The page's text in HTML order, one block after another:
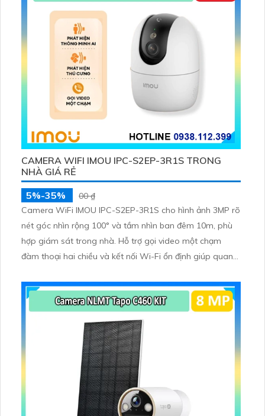
CAMERA WIFI IMOU IPC-S2EP-3R1S TRONG
NHÀ GIÁ RẺ
5%-35%
00 ₫
Camera WiFi IMOU IPC-S2EP-3R1S cho hình ảnh 3MP rõ
nét góc nhìn rộng 100° và tầm nhìn ban đêm 10m, phù
hợp giám sát trong nhà. Hỗ trợ gọi video một chạm
đàm thoại hai chiều và kết nối Wi-Fi ổn định giúp quan
256GB hoặc lưu đám mây dễ lắp đặt cho gia đình và văn
phòng nhỏ.